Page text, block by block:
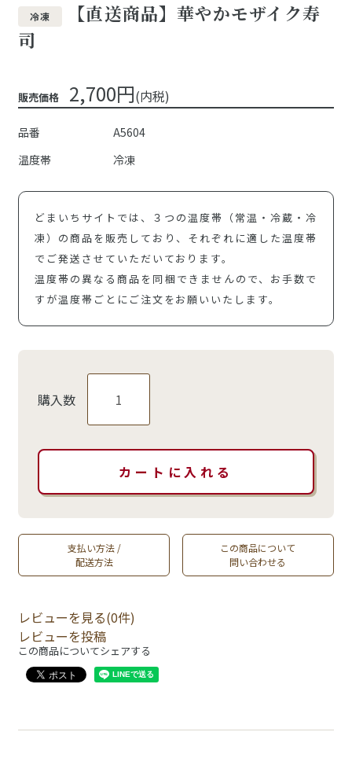
冷凍
【直送商品】華やかモザイク寿
司
販売価格 2,700円(内税)
品番
A5604
温度帯
冷凍
どまいちサイトでは、３つの温度帯（常温・冷蔵・冷
凍）の商品を販売しており、それぞれに適した温度帯
でご発送させていただいております。
温度帯の異なる商品を同梱できませんので、お手数で
すが温度帯ごとにご注文をお願いいたします。
購入数
支払い方法 /
配送方法
この商品について
問い合わせる
レビューを見る(0件)
レビューを投稿
この商品についてシェアする